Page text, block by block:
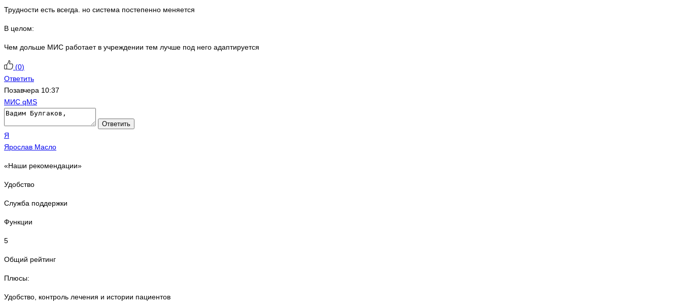
Трудности есть всегда. но система постепенно меняется
В целом:
Чем дольше МИС работает в учреждении тем лучше под него адаптируется
(0)
Ответить
Позавчера 10:37
МИС qMS
Ответить
Я
Ярослав Масло
«Наши рекомендации»
Удобство
Служба поддержки
Функции
5
Общий рейтинг
Плюсы:
Удобство, контроль лечения и истории пациентов